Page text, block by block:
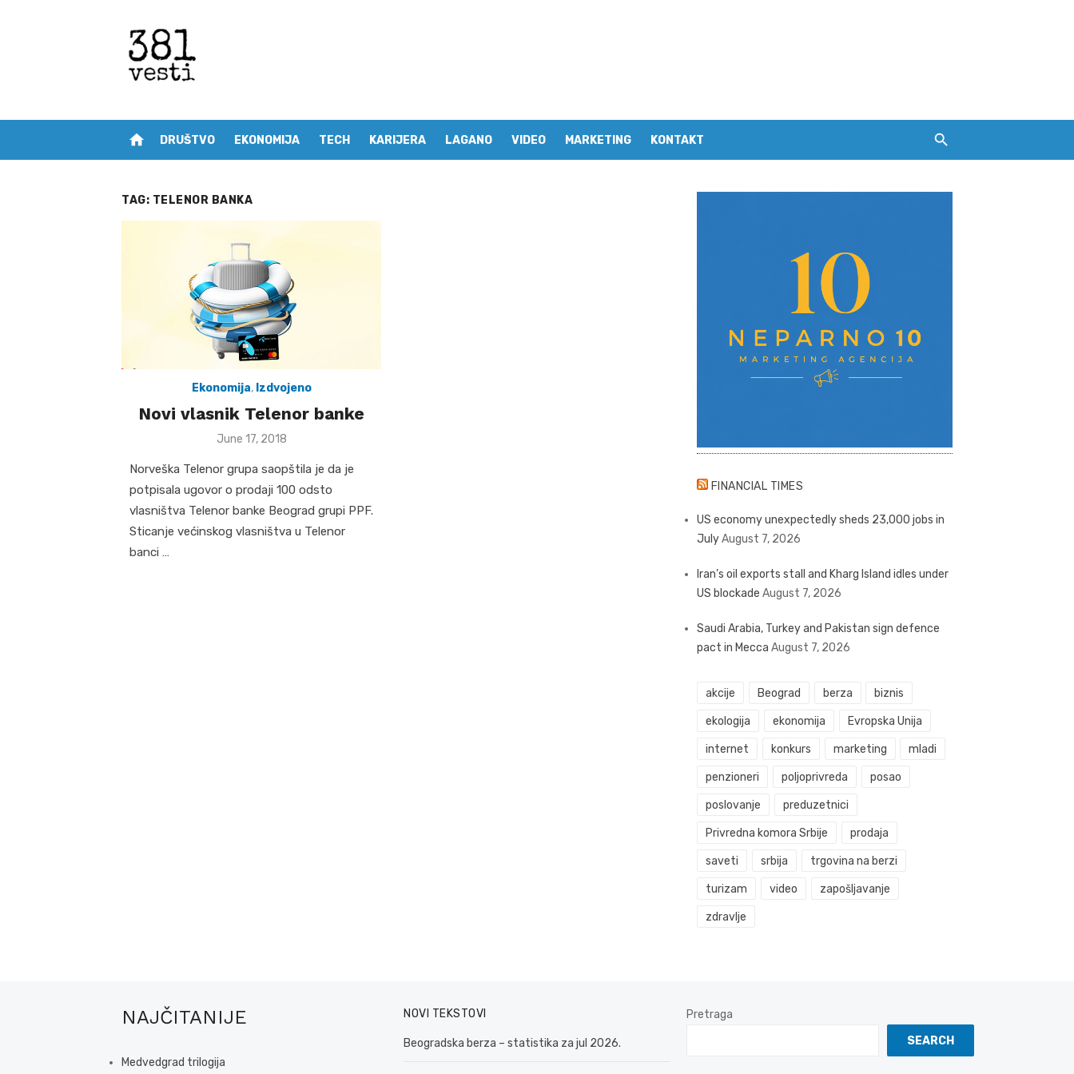
home DRUŠTVO EKONOMIJA TECH KARIJERA LAGANO VIDEO MARKETING KONTAKT
TAG: TELENOR BANKA
Ekonomija, Izdvojeno
Novi vlasnik Telenor banke
Posted
June 17, 2018
Norveška Telenor grupa saopštila je da je
potpisala ugovor o prodaji 100 odsto
vlasništva Telenor banke Beograd grupi PPF.
Sticanje većinskog vlasništva u Telenor
banci …
FINANCIAL TIMES
US economy unexpectedly sheds 23,000 jobs in
JulyAugust 7, 2026
Iran’s oil exports stall and Kharg Island idles under
US blockade August 7, 2026
Saudi Arabia, Turkey and Pakistan sign defence
pact in Mecca August 7, 2026
akcije Beograd berza biznis
ekologija ekonomija Evropska Unija
internet konkurs marketing mladi
penzioneri poljoprivreda posao
poslovanje preduzetnici
Privredna komora Srbije prodaja
saveti srbija trgovina na berzi
turizam video zapošljavanje
zdravlje
NAJČITANIJE
Medvedgrad trilogija
NOVI TEKSTOVI
Beogradska berza – statistika za jul 2026.
Pretraga
SEARCH